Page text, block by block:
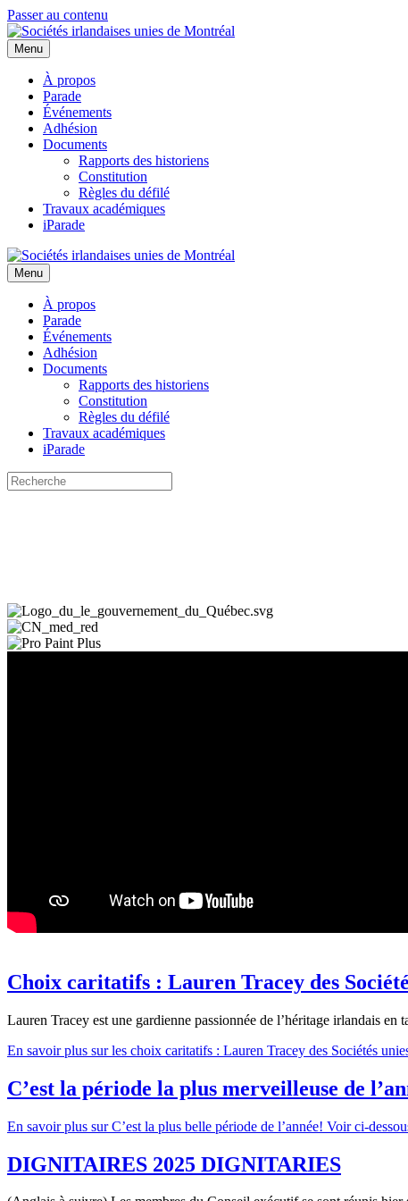
Passer au contenu
Menu
À propos
Parade
Événements
Adhésion
Documents
Rapports des historiens
Constitution
Règles du défilé
Travaux académiques
iParade
Menu
À propos
Parade
Événements
Adhésion
Documents
Rapports des historiens
Constitution
Règles du défilé
Travaux académiques
iParade
Choix caritatifs : Lauren Tracey des
Lauren Tracey est une gardienne passionnée de l’héritage irlandais
En savoirplus sur les choix caritatifs : Lauren Tracey des Sociétés
C’est la période la plus merveilleuse de
En savoirplus sur C’est la plus belle période de l’année! Voir ci-
DIGNITAIRES 2025 DIGNITARIES